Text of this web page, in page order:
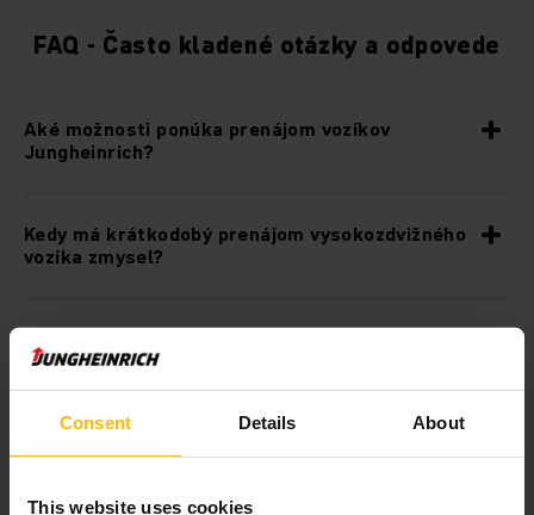
Consent Details About
This website uses cookies
FAQ - Často kladené otázky a odpovede
Aké možnosti ponúka prenájom vozíkov
Jungheinrich?
Kedy má krátkodobý prenájom vysokozdvižného
vozíka zmysel?
vysokozdvižného vozíka v porovnaní s kúpou?
Jungheinrich?